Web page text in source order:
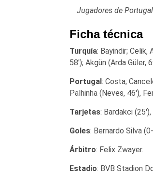
Jugadores de
Ficha técnica
Turquía: Bayindir; Celik,
58′); Akgün (Arda Güler,
Portugal : Costa;
Palhinha (Neves, 46′),
Tarjetas: Bardakci
Goles: Bernardo Silva
Árbitro: Felix Zwayer.
Estadio: BVB Stadion